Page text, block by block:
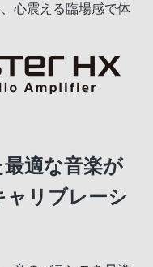
心震える臨場感で体
適な音楽が
リブレーシ